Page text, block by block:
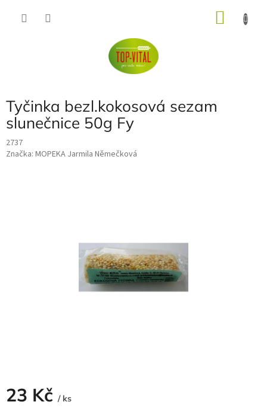
Tyčinka bezl.kokosová sezam
slunečnice 50g Fy
2737
Značka: MOPEKA Jarmila Němečková
23 Kč / ks